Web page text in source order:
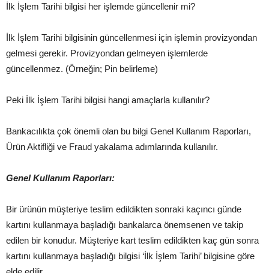
İlk İşlem Tarihi bilgisi her işlemde güncellenir mi?
İlk İşlem Tarihi bilgisinin güncellenmesi için işlemin provizyondan
gelmesi gerekir. Provizyondan gelmeyen işlemlerde
güncellenmez. (Örneğin; Pin belirleme)
Peki İlk İşlem Tarihi bilgisi hangi amaçlarla kullanılır?
Bankacılıkta çok önemli olan bu bilgi Genel Kullanım Raporları,
Ürün Aktifliği ve Fraud yakalama adımlarında kullanılır.
Genel Kullanım Raporları:
Bir ürünün müşteriye teslim edildikten sonraki kaçıncı günde
kartını kullanmaya başladığı bankalarca önemsenen ve takip
edilen bir konudur. Müşteriye kart teslim edildikten kaç gün sonra
kartını kullanmaya başladığı bilgisi ‘İlk İşlem Tarihi’ bilgisine göre